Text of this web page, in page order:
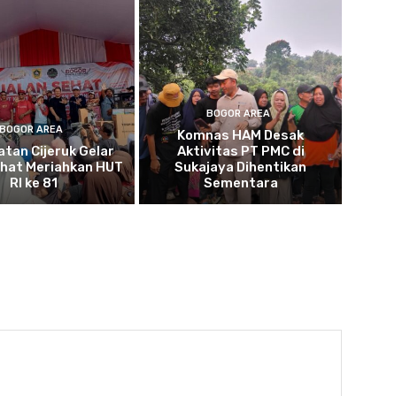
BOGOR AREA
Cijeruk Gelar
Meriahkan HUT
RI ke 81
BOGOR AREA
Komnas HAM Desak
Aktivitas PT PMC di
Sukajaya Dihentikan
Sementara